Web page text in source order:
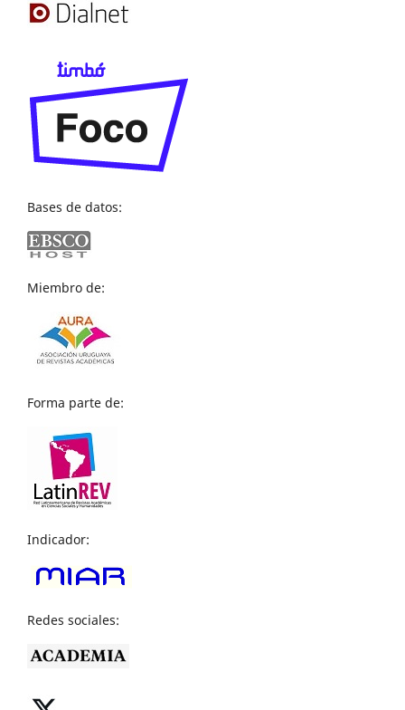
Bases de datos:
Miembro de:
Forma parte de:
Indicador:
Redes sociales: